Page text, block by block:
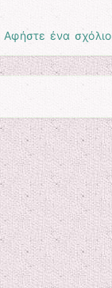
Αφήστε ένα σχόλιο